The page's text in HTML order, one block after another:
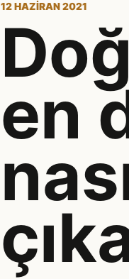
12 HAZIRAN 2021
en